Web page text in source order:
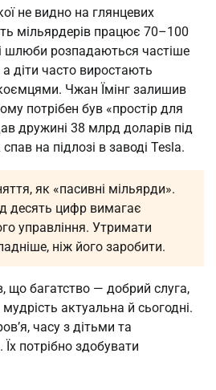
не видно на глянцевих
мільярдерів працює 70–100
шлюби розпадаються частіше
діти часто виростають
Чжан Їмінг залишив
потрібен був «простір для
дружині 38 млрд доларів під
на підлозі в заводі Tesla.
як «пасивні мільярди».
десять цифр вимагає
управління. Утримати
ніж його заробити.
що багатство — добрий слуга,
актуальна й сьогодні.
часу з дітьми та
потрібно здобувати